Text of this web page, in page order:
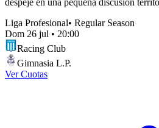
Liga Profesional• Regular Season
Dom 26 jul • 20:00
Racing Club
Gimnasia L.P.
Ver Cuotas